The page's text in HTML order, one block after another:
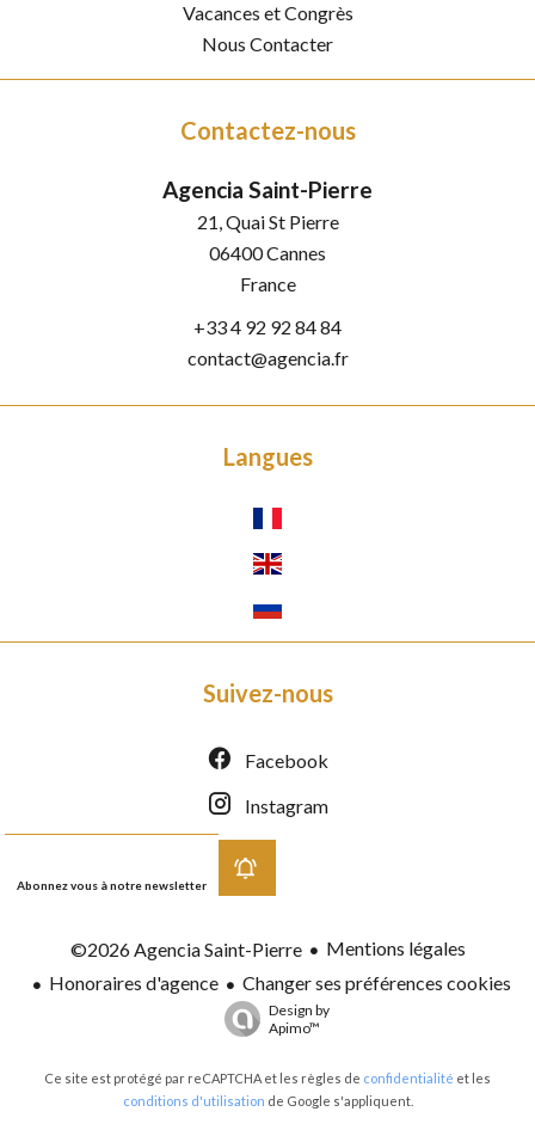
Vacances et Congrès
Nous Contacter
Contactez-nous
Agencia Saint-Pierre
21, Quai St Pierre
06400Cannes
France
+33 4 92 92 84 84
contact@agencia.fr
Langues
Suivez-nous
Facebook
Instagram
Abonnez vous à notre newsletter
©2026 Agencia Saint-Pierre
Mentions légales
Honoraires d'agence
Changer ses préférences cookies
Design by
Apimo™
Ce site est protégé par reCAPTCHA et les règles de confidentialité et les
conditions d'utilisation de Google s'appliquent.